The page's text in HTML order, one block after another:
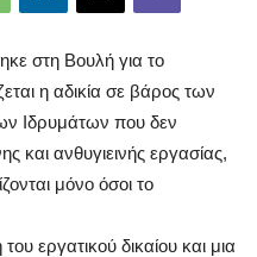
στη Βουλή για το
η αδικία σε βάρος των
Ιδρυμάτων που δεν
και ανθυγιεινής εργασίας,
μόνο όσοι το
εργατικού δικαίου και μια